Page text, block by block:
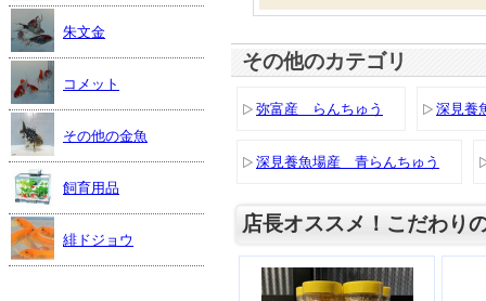
その他のカテゴリ
弥富産 らんちゅう 深見養
深見養魚場産 青らんちゅう
店長オススメ！こだわり
朱文金
コメット
その他の金魚
飼育用品
緋ドジョウ